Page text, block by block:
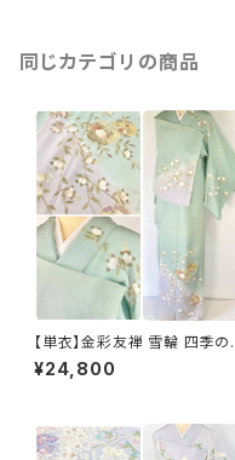
同じカテゴリの商品
【単衣】金彩友禅 雪輪 四季の
花々 正絹 訪問着 黄緑 青緑 紫
1418
¥24,800